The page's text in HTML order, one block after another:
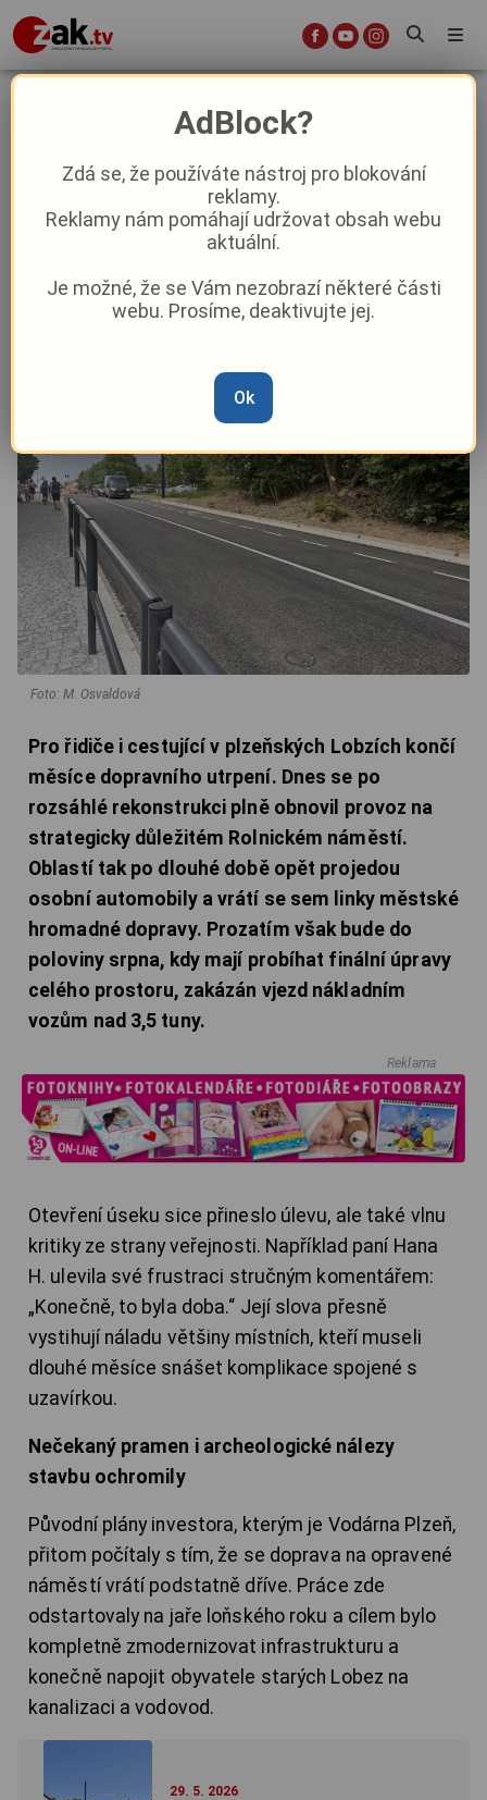
Nekonečná rekonstrukce v Lobzích
konečně končí! „V cizině dva
měsíce, u nás skoro rok a půl,"
kroutí hlavou řidiči
Marie Osvaldová– 1. 6.|09:16
Foto: M. Osvaldová
Pro řidiče i cestující v plzeňských Lobzích končí
měsíce dopravního utrpení. Dnes se po
rozsáhlé rekonstrukci plně obnovil provoz na
strategicky důležitém Rolnickém náměstí.
Oblastí tak po dlouhé době opět projedou
osobní automobily a vrátí se sem linky městské
hromadné dopravy. Prozatím však bude do
poloviny srpna, kdy mají probíhat finální úpravy
celého prostoru, zakázán vjezd nákladním
vozům nad 3,5 tuny.
Reklama
Otevření úseku sice přineslo úlevu, ale také vlnu
kritiky ze strany veřejnosti. Například paní Hana
H. ulevila své frustraci stručným komentářem:
„Konečně, to byla doba.“ Její slova přesně
vystihují náladu většiny místních, kteří museli
dlouhé měsíce snášet komplikace spojené s
uzavírkou.
Nečekaný pramen i archeologické nálezy
stavbu ochromily
Původní plány investora, kterým je Vodárna Plzeň,
přitom počítaly s tím, že se doprava na opravené
náměstí vrátí podstatně dříve. Práce zde
odstartovaly na jaře loňského roku a cílem bylo
kompletně zmodernizovat infrastrukturu a
konečně napojit obyvatele starých Lobez na
kanalizaci a vodovod.
29. 5. 2026
AdBlock?
Zdá se, že používáte nástroj pro blokování
reklamy.
Reklamy nám pomáhají udržovat obsah webu
aktuální.
Je možné, že se Vám nezobrazí některé části
webu. Prosíme, deaktivujte jej.
Ok